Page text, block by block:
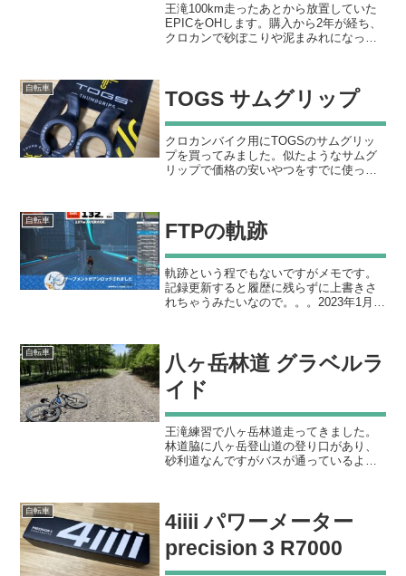
王滝100km走ったあとから放置していた
EPICをOHします。購入から2年が経ち、
クロカンで砂ぼこりや泥まみれになって
レイラー分解...
自転車 TOGS サムグリップ
クロカンバイク用にTOGSのサムグリッ
プを買ってみました。似たようなサムグ
リップで価格の安いやつをすでに使って
ます。登りハンドルを握...
自転車 FTPの軌跡
軌跡という程でもないですがメモです。
記録更新すると履歴に残らずに上書きさ
れちゃうみたいなので。。。2023年1月に
のですが...
自転車
八ヶ岳林道 グラベルラ
イド
王滝練習で八ヶ岳林道走ってきました。
林道脇に八ヶ岳登山道の登り口があり、
砂利道なんですがバスが通っているよう
いるので、本番王滝ほどで...
自転車
4iiii パワーメーター
precision 3 R7000